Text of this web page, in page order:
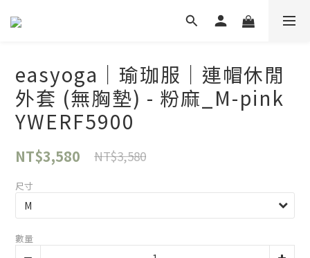
easyoga｜瑜珈服｜連帽休閒
外套 (無胸墊) - 粉麻_M-pink
YWERF5900
NT$3,580 NT$3,580
尺寸
數量